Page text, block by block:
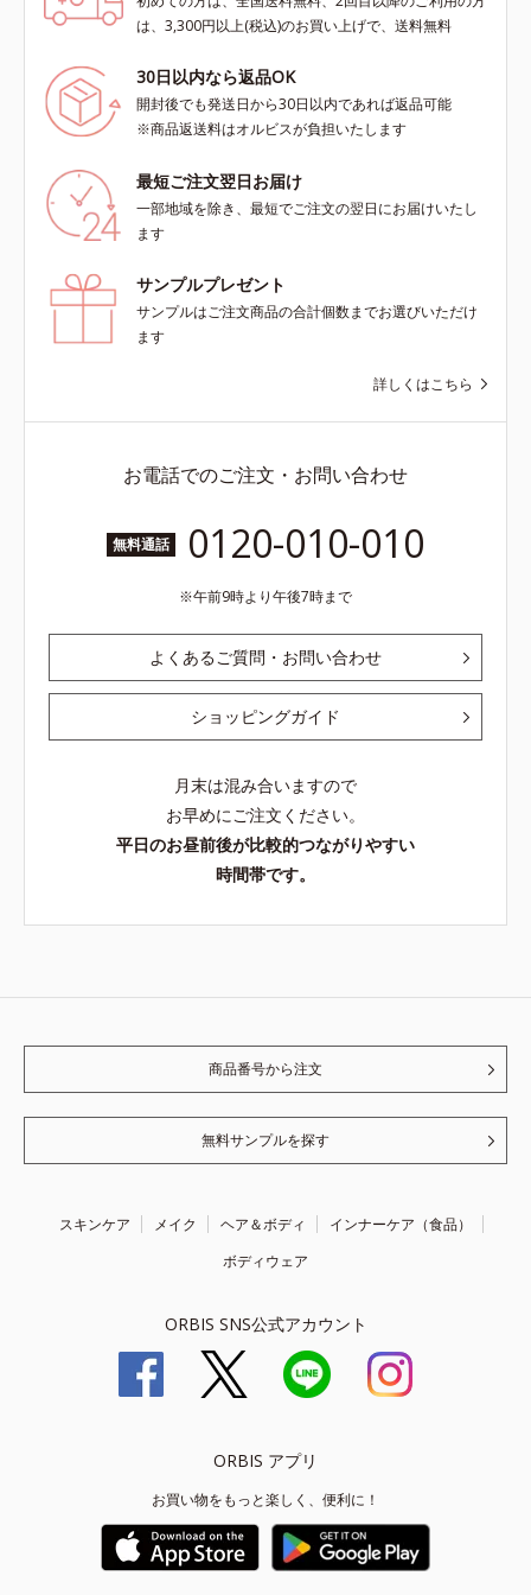
は、3,300円以上(税込)のお買い上げで、送料無料
30日以内なら返品OK
開封後でも発送日から30日以内であれば返品可能
※商品返送料はオルビスが負担いたします
最短ご注文翌日お届け
一部地域を除き、最短でご注文の翌日にお届けいたし
ます
サンプルプレゼント
サンプルはご注文商品の合計個数までお選びいただけ
ます
詳しくはこちら
お電話でのご注文・お問い合わせ
無料通話 0120-010-010
午前9時より午後7時まで
よくあるご質問・お問い合わせ
ショッピングガイド
月末は混み合いますので
お早めにご注文ください。
平日のお昼前後が比較的つながりやすい
時間帯です。
商品番号から注文
無料サンプルを探す
スキンケア メイク ヘア＆ボディ
インナーケア（食品）
ボディウェア
ORBIS SNS公式アカウント
ORBIS アプリ
お買い物をもっと楽しく、便利に！